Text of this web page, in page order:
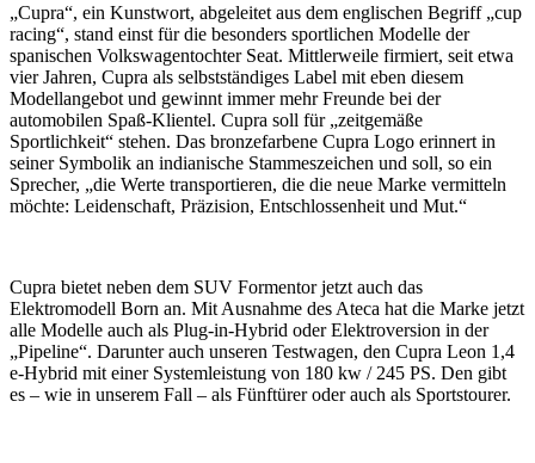
„Cupra“, ein Kunstwort, abgeleitet aus dem englischen Begriff „cup
racing“, stand einst für die besonders sportlichen Modelle der
spanischen Volkswagentochter Seat. Mittlerweile firmiert, seit etwa
vier Jahren, Cupra als selbstständiges Label mit eben diesem
Modellangebot und gewinnt immer mehr Freunde bei der
automobilen Spaß-Klientel. Cupra soll für „zeitgemäße
Sportlichkeit“ stehen. Das bronzefarbene Cupra Logo erinnert in
seiner Symbolik an indianische Stammeszeichen und soll, so ein
Sprecher, „die Werte transportieren, die die neue Marke vermitteln
möchte: Leidenschaft, Präzision, Entschlossenheit und Mut.“
Cupra bietet neben dem SUV Formentor jetzt auch das
Elektromodell Born an. Mit Ausnahme des Ateca hat die Marke jetzt
alle Modelle auch als Plug-in-Hybrid oder Elektroversion in der
„Pipeline“. Darunter auch unseren Testwagen, den Cupra Leon 1,4
e-Hybrid mit einer Systemleistung von 180 kw / 245 PS. Den gibt
es – wie in unserem Fall – als Fünftürer oder auch als Sportstourer.